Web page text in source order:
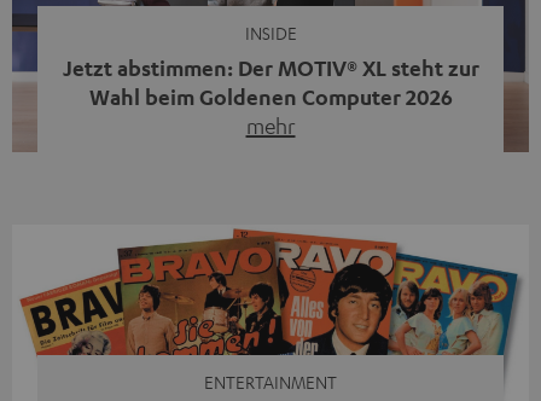
INSIDE
Jetzt abstimmen: Der MOTIV® XL steht zur
Wahl beim Goldenen Computer 2026
mehr
Streaming-System vereint hochwertige HiFi-Technik,
moderne Streaming-Funktionen und hohe Flexibilität in
einem einzigen Gerät – und zeigt, dass man für großen
Sound heute keine klassische HiFi-Anlage mehr braucht.
ENTERTAINMENT